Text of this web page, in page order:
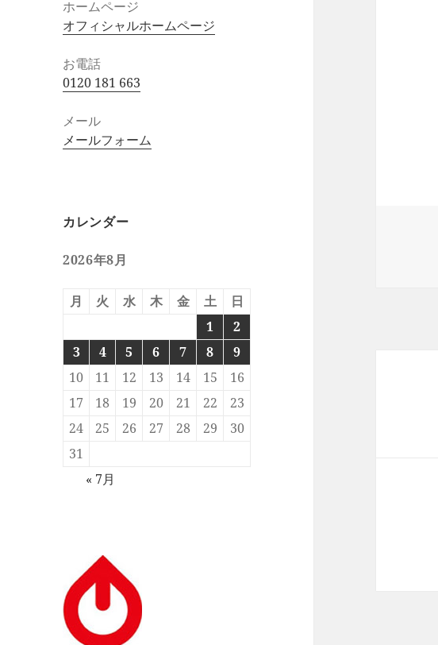
ホームページ
オフィシャルホームページ
お電話
0120 181 663
メール
メールフォーム
カレンダー
2026年8月
月 火 水 木 金 土
日
1
2
3
4 5 6 7 8
9
10
11 12 13 14 15
16
17
18 19 20 21 22
23
24
25 26 27 28 29
30
31
« 7月